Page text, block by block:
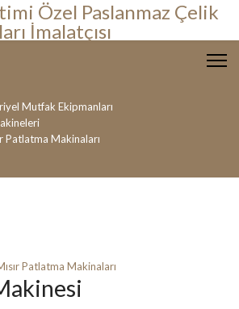
Mutfak Ekipmanları
Patlatma Makinaları
Patlatma Makinaları